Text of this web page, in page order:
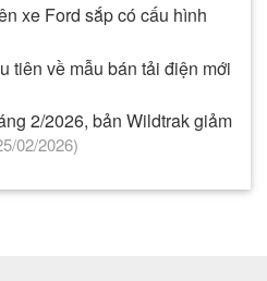
xe Ford sắp có cấu hình
tiên về mẫu bán tải điện mới
2/2026, bản Wildtrak giảm
02/2026)